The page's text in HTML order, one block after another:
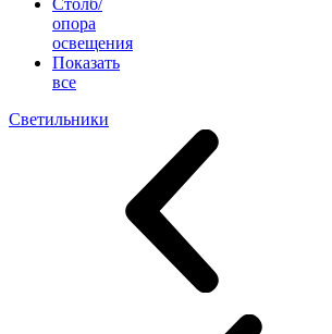
Столб/
опора
освещения
Показать
все
Светильники